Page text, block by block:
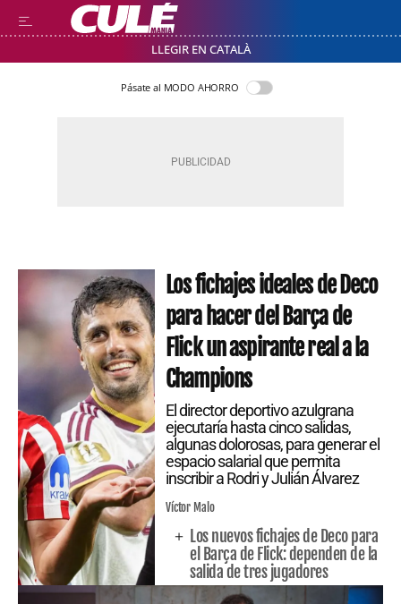
LLEGIR EN CATALÀ
Pásate al MODO AHORRO
Los fichajes ideales de Deco
para hacer del Barça de
Flick un aspirante real a la
Champions
El director deportivo azulgrana
ejecutaría hasta cinco salidas,
algunas dolorosas, para generar el
espacio salarial que permita
inscribir a Rodri y Julián Álvarez
Víctor Malo
Los nuevos fichajes de Deco para
el Barça de Flick: dependen de la
salida de tres jugadores